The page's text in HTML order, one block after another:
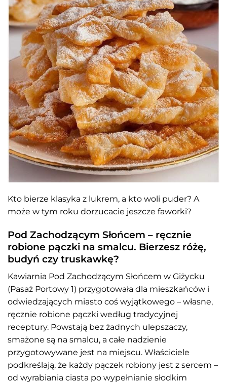
Kto bierze klasyka z lukrem, a kto woli puder? A
może w tym roku dorzucacie jeszcze faworki?
Pod Zachodzącym Słońcem – ręcznie
robione pączki na smalcu. Bierzesz różę,
budyń czy truskawkę?
Kawiarnia Pod Zachodzącym Słońcem w Giżycku
(Pasaż Portowy 1) przygotowała dla mieszkańców i
odwiedzających miasto coś wyjątkowego – własne,
ręcznie robione pączki według tradycyjnej
receptury. Powstają bez żadnych ulepszaczy,
smażone są na smalcu, a całe nadzienie
przygotowywane jest na miejscu. Właściciele
podkreślają, że każdy pączek robiony jest z sercem –
od wyrabiania ciasta po wypełnianie słodkim